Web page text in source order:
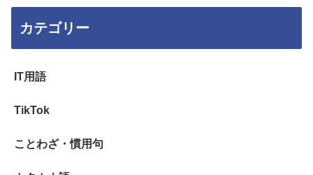
カテゴリー
IT用語
TikTok
ことわざ・慣用句